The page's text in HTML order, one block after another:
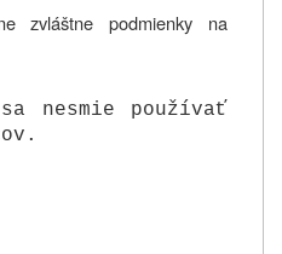
zvláštne podmienky na
nesmie používať